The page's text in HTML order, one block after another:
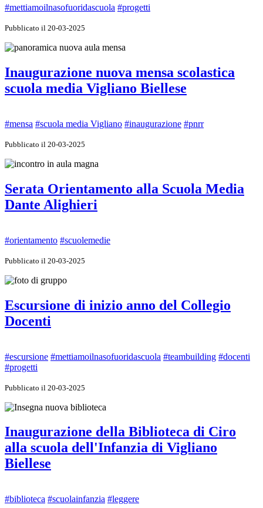
#mettiamoilnasofuoridascuola #progetti
Pubblicato il 20-03-2025
Inaugurazione nuova mensa scolastica
scuola media Vigliano Biellese
#mensa #scuola media Vigliano #inaugurazione #pnrr
Pubblicato il 20-03-2025
Serata Orientamento alla Scuola Media
Dante Alighieri
#orientamento #scuolemedie
Pubblicato il 20-03-2025
Escursione di inizio anno del Collegio
Docenti
#escursione #mettiamoilnasofuoridascuola #teambuilding #docenti
#progetti
Pubblicato il 20-03-2025
Inaugurazione della Biblioteca di Ciro
alla scuola dell'Infanzia di Vigliano
Biellese
#biblioteca #scuolainfanzia #leggere